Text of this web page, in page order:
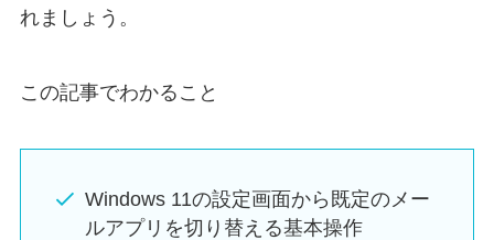
れましょう。
この記事でわかること
Windows 11の設定画面から既定のメー
ルアプリを切り替える基本操作